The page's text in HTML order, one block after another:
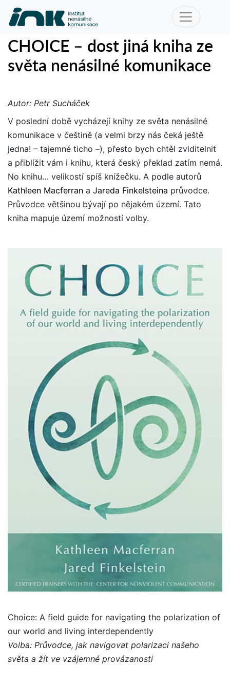
CHOICE – dost jiná kniha ze
světa nenásilné komunikace
Autor: Petr Sucháček
V poslední době vycházejí knihy ze světa nenásilné
komunikace v češtině (a velmi brzy nás čeká ještě
jedna! – tajemné ticho –), přesto bych chtěl zviditelnit
a přiblížit vám i knihu, která český překlad zatím nemá.
No knihu… velikostí spíš knížečku. A podle autorů
Kathleen Macferran a Jareda Finkelsteina průvodce.
Průvodce většinou bývají po nějakém území. Tato
kniha mapuje území možností volby.
Choice: A field guide for navigating the polarization of
our world and living interdependently
Volba: Průvodce, jak navigovat polarizaci našeho
světa a žít ve vzájemné provázanosti